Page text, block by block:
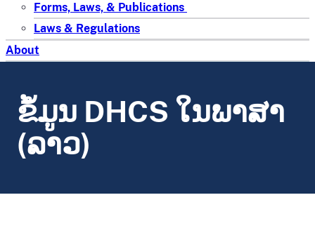
Forms, Laws, & Publications
Laws & Regulations
About
ຂໍ້ມູນ DHCS ໃນພາສາ
(ລາວ)